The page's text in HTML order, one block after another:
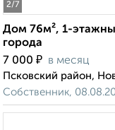
2/7
Дом 76м², 1-
города
7 000 ₽ в месяц
Псковский район,
Собственник,